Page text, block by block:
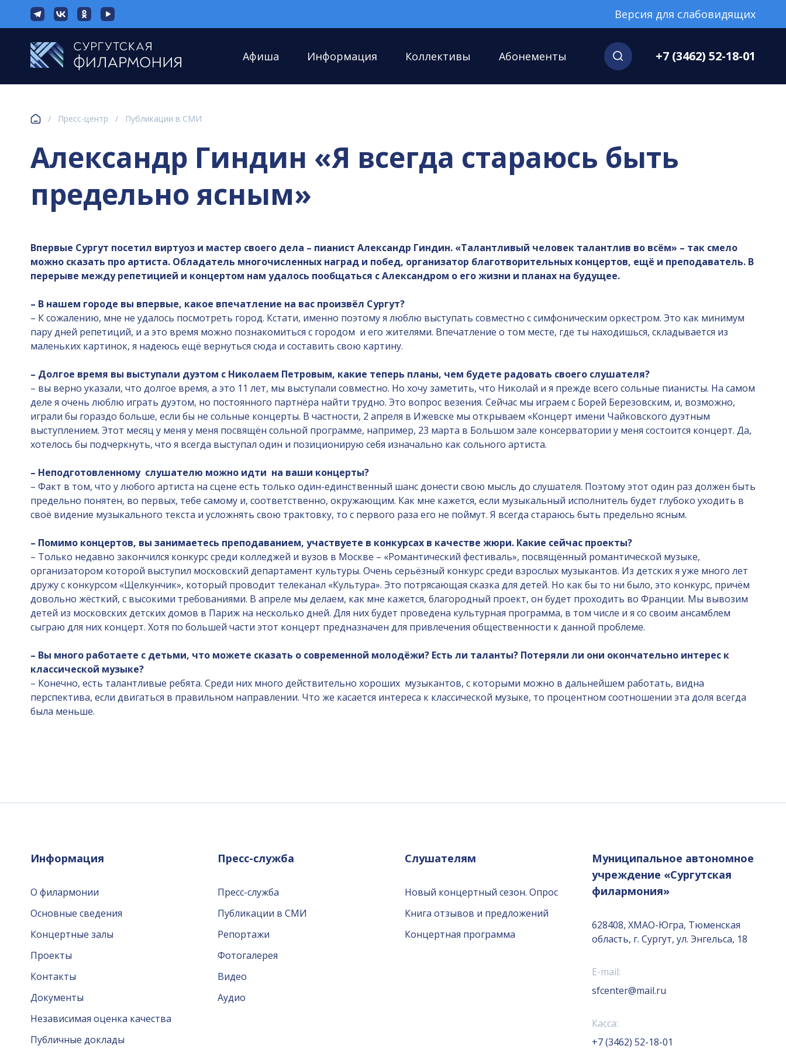
Версия для слабовидящих
Афиша Информация Коллективы Абонементы +7 (3462) 52-18-01
/ Пресс-центр / Публикации в СМИ
Александр Гиндин «Я всегда стараюсь быть
предельно ясным»
Впервые Сургут посетил виртуоз и мастер своего дела – пианист Александр Гиндин. «Талантливый человек талантлив во всём» – так смело
можно сказать про артиста. Обладатель многочисленных наград и побед, организатор благотворительных концертов, ещё и преподаватель. В
перерыве между репетицией и концертом нам удалось пообщаться с Александром о его жизни и планах на будущее.
– В нашем городе вы впервые, какое впечатление на вас произвёл Сургут?
– К сожалению, мне не удалось посмотреть город. Кстати, именно поэтому я люблю выступать совместно с симфоническим оркестром. Это как минимум
пару дней репетиций, и а это время можно познакомиться с городом и его жителями. Впечатление о том месте, где ты находишься, складывается из
маленьких картинок, я надеюсь ещё вернуться сюда и составить свою картину.
– Долгое время вы выступали дуэтом с Николаем Петровым, какие теперь планы, чем будете радовать своего слушателя?
– вы верно указали, что долгое время, а это 11 лет, мы выступали совместно. Но хочу заметить, что Николай и я прежде всего сольные пианисты. На самом
деле я очень люблю играть дуэтом, но постоянного партнёра найти трудно. Это вопрос везения. Сейчас мы играем с Борей Березовским, и, возможно,
играли бы гораздо больше, если бы не сольные концерты. В частности, 2 апреля в Ижевске мы открываем «Концерт имени Чайковского дуэтным
выступлением. Этот месяц у меня у меня посвящён сольной программе, например, 23 марта в Большом зале консерватории у меня состоится концерт. Да,
хотелось бы подчеркнуть, что я всегда выступал один и позиционирую себя изначально как сольного артиста.
– Неподготовленному слушателю можно идти на ваши концерты?
– Факт в том, что у любого артиста на сцене есть только один-единственный шанс донести свою мысль до слушателя. Поэтому этот один раз должен быть
предельно понятен, во первых, тебе самому и, соответственно, окружающим. Как мне кажется, если музыкальный исполнитель будет глубоко уходить в
своё видение музыкального текста и усложнять свою трактовку, то с первого раза его не поймут. Я всегда стараюсь быть предельно ясным.
– Помимо концертов, вы занимаетесь преподаванием, участвуете в конкурсах в качестве жюри. Какие сейчас проекты?
– Только недавно закончился конкурс среди колледжей и вузов в Москве – «Романтический фестиваль», посвящённый романтической музыке,
организатором которой выступил московский департамент культуры. Очень серьёзный конкурс среди взрослых музыкантов. Из детских я уже много лет
дружу с конкурсом «Щелкунчик», который проводит телеканал «Культура». Это потрясающая сказка для детей. Но как бы то ни было, это конкурс, причём
довольно жёсткий, с высокими требованиями. В апреле мы делаем, как мне кажется, благородный проект, он будет проходить во Франции. Мы вывозим
детей из московских детских домов в Париж на несколько дней. Для них будет проведена культурная программа, в том числе и я со своим ансамблем
сыграю для них концерт. Хотя по большей части этот концерт предназначен для привлечения общественности к данной проблеме.
– Вы много работаете с детьми, что можете сказать о современной молодёжи? Есть ли таланты? Потеряли ли они окончательно интерес к
классической музыке?
– Конечно, есть талантливые ребята. Среди них много действительно хороших музыкантов, с которыми можно в дальнейшем работать, видна
перспектива, если двигаться в правильном направлении. Что же касается интереса к классической музыке, то процентном соотношении эта доля всегда
была меньше.
Информация
О филармонии
Основные сведения
Концертные залы
Проекты
Контакты
Документы
Независимая оценка качества
Публичные доклады
Пресс-служба
Пресс-служба
Публикации в СМИ
Репортажи
Фотогалерея
Видео
Аудио
Слушателям
Новый концертный сезон. Опрос
Книга отзывов и предложений
Концертная программа
Муниципальное автономное
учреждение «Сургутская
филармония»
628408, ХМАО-Югра, Тюменская
область, г. Сургут, ул. Энгельса, 18
E-mail:
sfcenter@mail.ru
Касса:
+7 (3462) 52-18-01